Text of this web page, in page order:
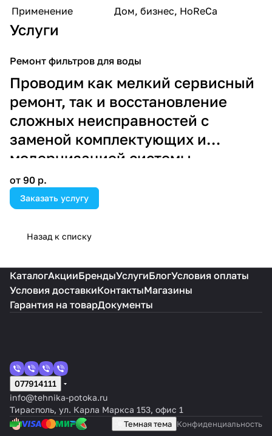
Применение
Дом, бизнес, HoReCa
Услуги
Ремонт фильтров для воды
Проводим как мелкий сервисный
ремонт, так и восстановление
сложных неисправностей с
заменой комплектующих и
модернизацией системы
фильтрации.
от 90 р.
Заказать услугу
Назад к списку
КаталогАкцииБрендыУслугиБлогУсловия оплаты
Условия доставкиКонтактыМагазины
Гарантия на товарДокументы
077914111
info@tehnika-potoka.ru
Тирасполь, ул. Карла Маркса 153, офис 1
Темная тема Конфиденциальность